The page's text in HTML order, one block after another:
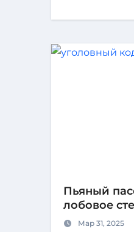
Пьяный
лобовое
Мар 31, 2025